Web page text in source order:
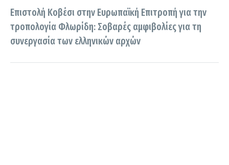
Επιστολή Κοβέσι στην Ευρωπαϊκή Επιτροπή για την
τροπολογία Φλωρίδη: Σοβαρές αμφιβολίες για τη
συνεργασία των ελληνικών αρχών